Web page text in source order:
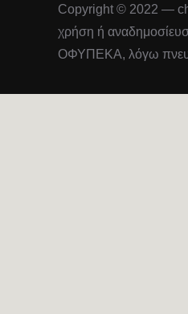
Copyright © 2022 —
χρήση ή
ΟΦΥΠΕΚΑ, λόγω